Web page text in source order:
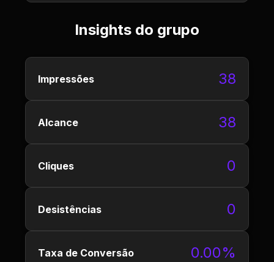
Insights do grupo
Impressões 38
Alcance 38
Cliques 0
Desistências 0
Taxa de Conversão 0.00%